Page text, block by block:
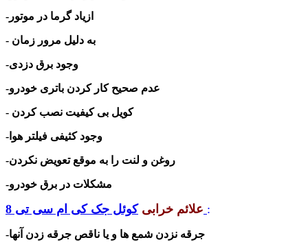
-ازیاد گرما در موتور
- به دلیل مرور زمان
-وجود برق دزدی
-عدم صحیح کار کردن باتری خودرو
- کویل بی کیفیت نصب کردن
-وجود کثیفی فیلتر هوا
-روغن و لنت را به موقع تعویض نکردن
-مشکلات در برق خودرو
علائم خرابی :
-جرقه نزدن شمع ها و یا ناقص جرقه زدن آنها